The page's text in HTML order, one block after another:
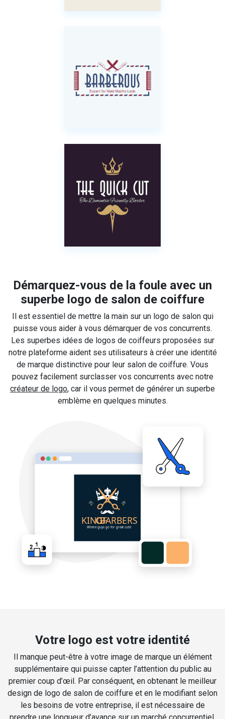
Démarquez-vous de la foule avec un
superbe logo de salon de coiffure
Il est essentiel de mettre la main sur un logo de salon qui
puisse vous aider à vous démarquer de vos concurrents.
Les superbes idées de logos de coiffeurs proposées sur
notre plateforme aident ses utilisateurs à créer une identité
de marque distinctive pour leur salon de coiffure. Vous
pouvez facilement surclasser vos concurrents avec notre
créateur de logo, car il vous permet de générer un superbe
emblème en quelques minutes.
Votre logo est votre identité
Il manque peut-être à votre image de marque un élément
supplémentaire qui puisse capter l’attention du public au
premier coup d’œil. Par conséquent, en obtenant le meilleur
design de logo de salon de coiffure et en le modifiant selon
les besoins de votre entreprise, il est nécessaire de